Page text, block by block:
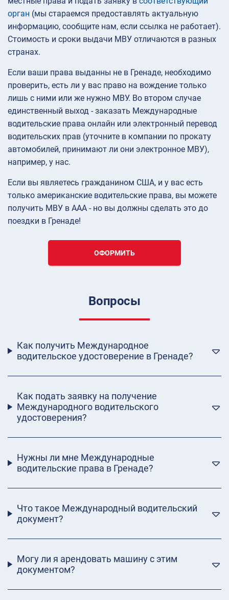
орган (мы стараемся предоставлять актуальную
информацию, сообщите нам, если ссылка не работает).
Стоимость и сроки выдачи МВУ отличаются в разных
странах.
Если ваши права выданны не в Гренаде, необходимо
проверить, есть ли у вас право на вождение только
лишь с ними или же нужно МВУ. Во втором случае
единственный выход - заказать Международные
водительские права онлайн или электронный перевод
водительских прав (уточните в компании по прокату
автомобилей, принимают ли они электронное МВУ),
например, у нас.
Если вы являетесь гражданином США, и у вас есть
только американские водительские права, вы можете
получить МВУ в AAA - но вы должны сделать это до
поездки в Гренаде!
ОФОРМИТЬ
Вопросы
Как получить Международное
водительское удостоверение в Гренаде?
Как подать заявку на получение
Международного водительского
удостоверения?
Нужны ли мне Международные
водительские права в Гренаде?
Что такое Международный водительский
документ?
Могу ли я арендовать машину с этим
документом?